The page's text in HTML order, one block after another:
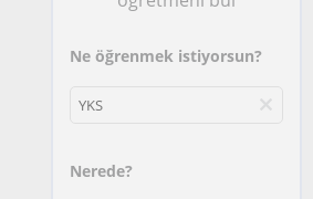
Ne öğrenmek istiyorsun?
Nerede?